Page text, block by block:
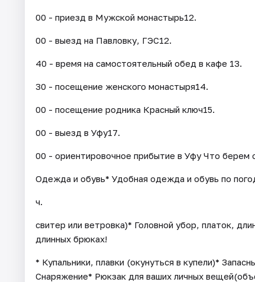
00 - приезд в Мужской монастырь12.
00 - выезд на Павловку, ГЭС12.
40 - время на самостоятельный обед в кафе 13.
30 - посещение женского монастыря14.
00 - посещение родника Красный ключ15.
00 - выезд в Уфу17.
00 - ориентировочное прибытие в Уфу Что берем
Одежда и обувь* Удобная одежда и обувь по
ч.
свитер или ветровка)* Головной убор, платок,
длинных брюках!
* Купальники, плавки (окунуться в купели)*
Снаряжение* Рюкзак для ваших личных